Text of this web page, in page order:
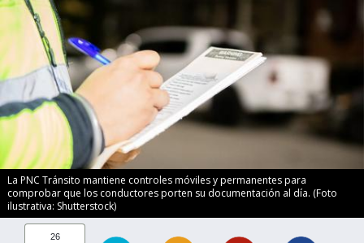
La PNC Tránsito mantiene controles móviles y permanentes para
comprobar que los conductores porten su documentación al día. (Foto
ilustrativa: Shutterstock)
26